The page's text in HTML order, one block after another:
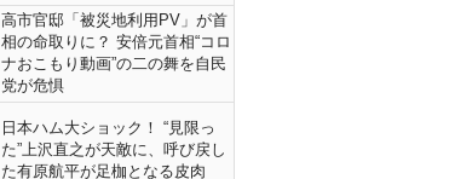
高市官邸「被災地利用PV」が首
相の命取りに？ 安倍元首相“コロ
ナおこもり動画”の二の舞を自民
党が危惧
日本ハム大ショック！ “見限っ
た”上沢直之が天敵に、呼び戻し
た有原航平が足枷となる皮肉